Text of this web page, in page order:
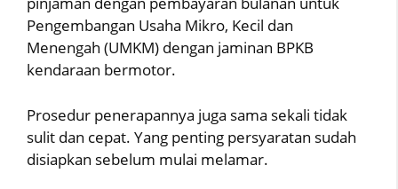
Pengembangan Usaha Mikro, Kecil dan
Menengah (UMKM) dengan jaminan BPKB
kendaraan bermotor.
Prosedur penerapannya juga sama sekali tidak
sulit dan cepat. Yang penting persyaratan sudah
disiapkan sebelum mulai melamar.